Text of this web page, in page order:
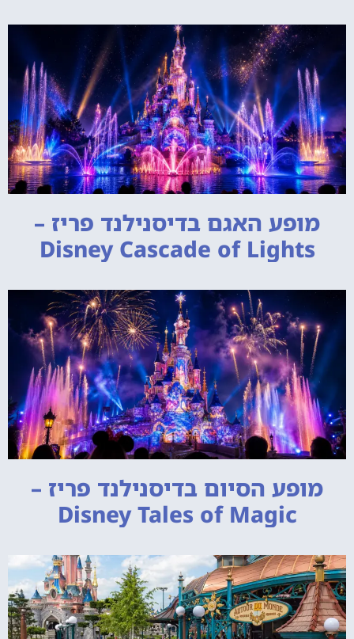
מופע האגם בדיסנילנד פריז –
Disney Cascade of Lights
מופע הסיום בדיסנילנד פריז –
Disney Tales of Magic